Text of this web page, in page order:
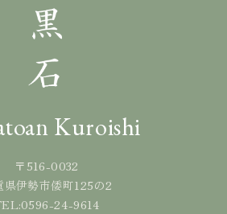
Kuroishi
〒516-0032
県伊勢市倭町125の2
0596-24-9614